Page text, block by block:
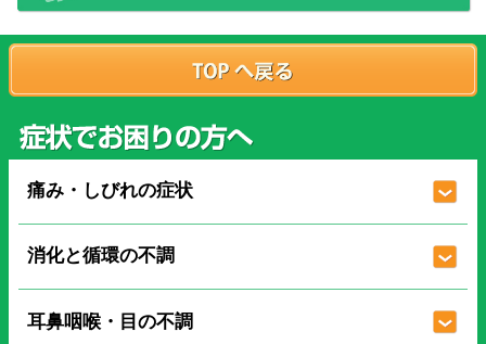
痛み・しびれの症状
消化と循環の不調
耳鼻咽喉・目の不調